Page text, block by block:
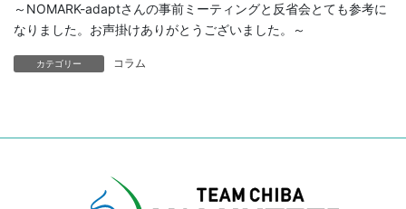
～NOMARK-adaptさんの事前ミーティングと反省会とても参考に
なりました。お声掛けありがとうございました。～
カテゴリー コラム